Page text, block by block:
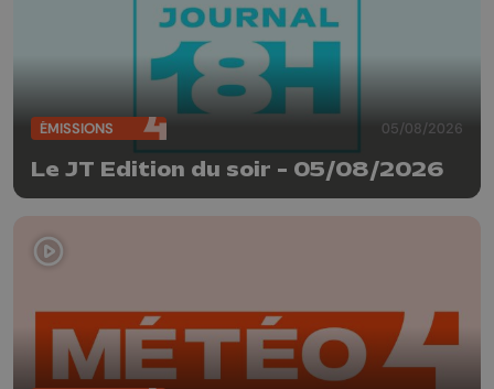
ÉMISSIONS 05/08/2026
Le JT Edition du soir - 05/08/2026